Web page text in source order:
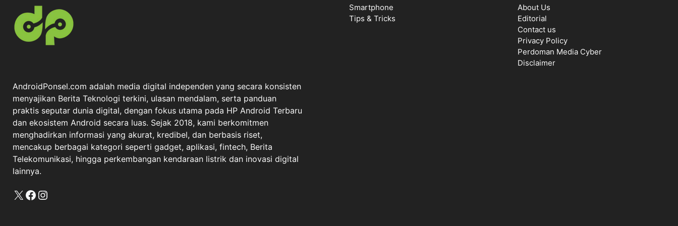
AndroidPonsel.com adalah media digital independen yang secara konsisten
menyajikan Berita Teknologi terkini, ulasan mendalam, serta panduan
praktis seputar dunia digital, dengan fokus utama pada HP Android Terbaru
dan ekosistem Android secara luas. Sejak 2018, kami berkomitmen
menghadirkan informasi yang akurat, kredibel, dan berbasis riset,
mencakup berbagai kategori seperti gadget, aplikasi, fintech, Berita
Telekomunikasi, hingga perkembangan kendaraan listrik dan inovasi digital
lainnya.
X Facebook
Instagram
Smartphone
Tips & Tricks
About Us
Editorial
Contact us
Privacy Policy
Perdoman Media Cyber
Disclaimer